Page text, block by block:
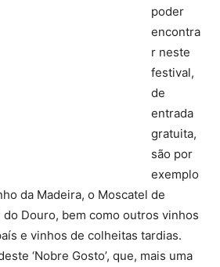
poder
encontra
r neste
festival,
de
entrada
gratuita,
são por
exemplo
da Madeira, o Moscatel de
Douro, bem como outros vinhos
e vinhos de colheitas tardias.
‘Nobre Gosto’, que, mais uma